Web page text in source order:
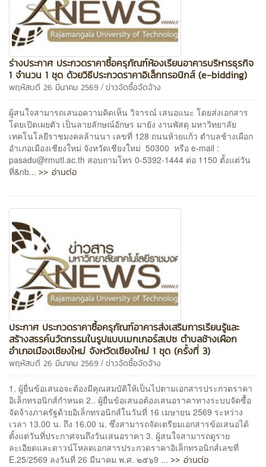
ร่างประกาศ ประกวดราคาซื้อครุภัณฑ์ห้องเรียนอาคารบริหารธุรกิจ
1 จำนวน 1 ชุด ด้วยวิธีประกวดราคาอิเล็กทรอนิกส์ (e-bidding)
พฤหัสบดี 26 มีนาคม 2569 / ข่าวจัดซื้อจัดจ้าง
ผู้สนใจสามารถเสนอความคิดเห็น วิจารณ์ เสนอแนะ โดยส่งเอกสาร
โดยเปิดเผยตัว เป็นลายลักษณ์อักษร มายัง งานพัสดุ มหาวิทยาลัย
เทคโนโลยีราชมงคลล้านนา เลขที่ 128 ถนนห้วยแก้ว ตำบลช้างเผือก
อำเภอเมืองเชียงใหม่ จังหวัดเชียงใหม่ 50300 หรือ e-mail :
pasadu@rmutl.ac.th สอบถามโทร 0-5392-1444 ต่อ 1150 ตั้งแต่วัน
ที่&nb... >> อ่านต่อ
ประกาศ ประกวดราคาซื้อครุภัณฑ์อาคารส่งเสริมการเรียนรู้และ
สร้างสรรค์นวัตกรรมในรูปแบบเมกเกอร์สเปซ ตำบลช้างเผือก
อำเภอเมืองเชียงใหม่ จังหวัดเชียงใหม่ 1 ชุด (ครั้งที่ 3)
พฤหัสบดี 26 มีนาคม 2569 / ข่าวจัดซื้อจัดจ้าง
1. ผู้ยื่นข้อเสนอจะต้องมีคุณสมบัติให้เป็นไปตามเอกสารประกวดราคา
อิเล็กทรอนิกส์กำหนด 2.. ผู้ยื่นข้อเสนอต้องเสนอราคาทางระบบจัดซื้อ
จัดจ้างภาครัฐด้วยอิเล็กทรอนิกส์ในวันที่ 16 เมษายน 2569 ระหว่าง
เวลา 13.00 น. ถึง 16.00 น. ซึ่งสามารถจัดเตรียมเอกสารข้อเสนอได้
ตั้งแต่วันที่ประกาศจนถึงวันเสนอราคา 3. ผู้สนใจสามารถดูราย
ละเอียดและดาวน์โหลดเอกสารประกวดราคาอิเล็กทรอนิกส์เลขที่
E.25/2569 ลงวันที่ 26 มีนาคม พ.ศ. ๒๕๖9 ... >> อ่านต่อ